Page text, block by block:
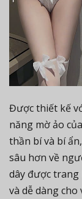
Được thiết kế
năng mờ ảo
thần bí và bí
sâu hơn về
dây được trang
và dễ dàng cho